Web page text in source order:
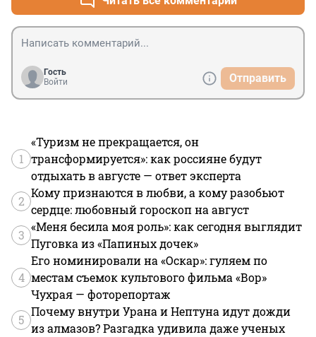
Гость
Войти
Отправить
1
«Туризм не прекращается, он
трансформируется»: как россияне будут
отдыхать в августе — ответ эксперта
2
Кому признаются в любви, а кому разобьют
сердце: любовный гороскоп на август
3
«Меня бесила моя роль»: как сегодня выглядит
Пуговка из «Папиных дочек»
4
Его номинировали на «Оскар»: гуляем по
местам съемок культового фильма «Вор»
Чухрая — фоторепортаж
5
Почему внутри Урана и Нептуна идут дожди
из алмазов? Разгадка удивила даже ученых